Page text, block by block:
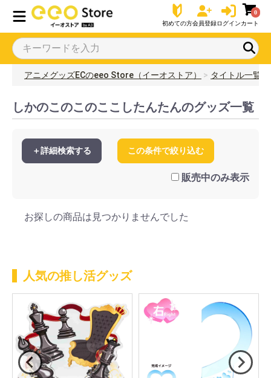
初めての方会員登録ログイン
0
カート
アニメグッズECのeeo Store（イーオストア） タイトル一覧
しかのこのこのここしたんたんのグッズ一覧
＋詳細検索する この条件で絞り込む
販売中のみ表示
お探しの商品は見つかりませんでした
人気の推し活グッズ